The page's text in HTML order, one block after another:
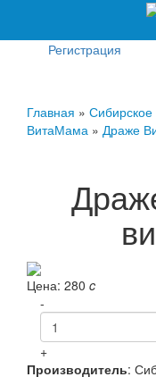
Регистрация
Главная »
ВитаМама » Драже
Цена: 280 c
-
+
Производитель: